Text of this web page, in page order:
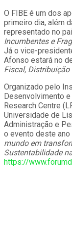
O FIBE é um dos
primeiro dia, além
representado no
Incumbentes e
Já o vice-
Afonso estará no
Fiscal, Distribuição
Organizado pelo
Desenvolvimento
Research Centre
Universidade de
Administração e
o evento deste ano
mundo em
Sustentabilidade
https://